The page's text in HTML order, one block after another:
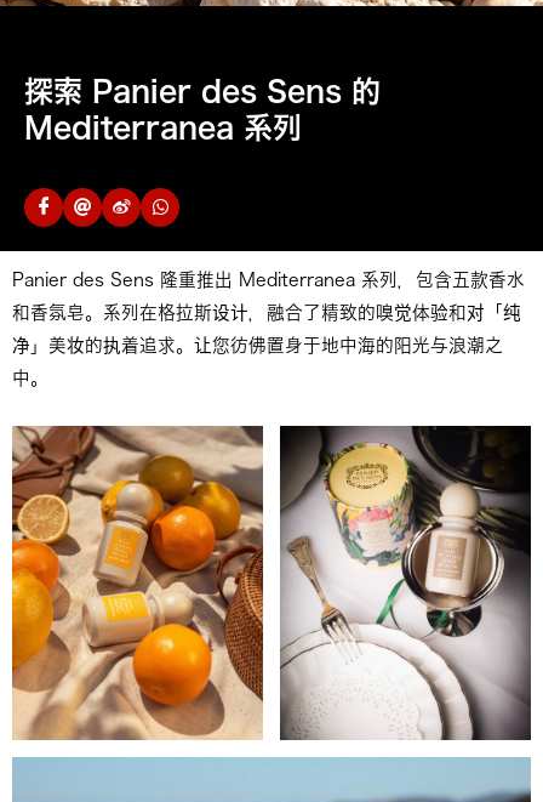
探索 Panier des Sens 的
Mediterranea 系列
Panier des Sens 隆重推出 Mediterranea 系列，包含五款香水
和香氛皂。系列在格拉斯设计，融合了精致的嗅觉体验和对「纯
净」美妆的执着追求。让您彷佛置身于地中海的阳光与浪潮之
中。